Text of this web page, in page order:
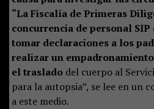
“La Fiscalía de Primeras
concurrencia de personal
tomar declaraciones a los
realizar un
el trasladodel cuerpo al
para la autopsia”, se lee en un
a este medio.